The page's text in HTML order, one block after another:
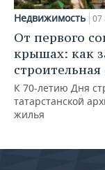
Недвижимость 07
От первого
крышах: как
К 70-летию Дня
татарстанской
жилья